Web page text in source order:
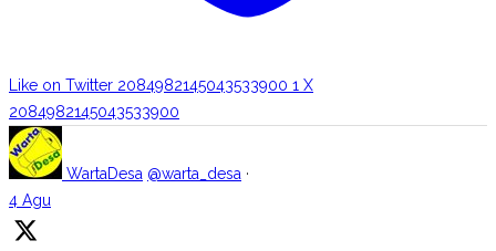
Like on Twitter 2084982145043533900 1 X
2084982145043533900
WartaDesa @warta_desa ·
4 Agu